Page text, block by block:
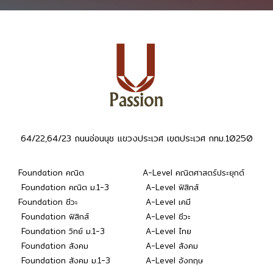
64/22,64/23 ถนนอ่อนนุช แขวงประเวศ เขตประเวศ กทม.10250
Foundation คณิต
Foundation คณิต ม.1-3
Foundation ชีวะ
Foundation ฟิสิกส์
Foundation วิทย์ ม.1-3
Foundation สังคม
Foundation สังคม ม.1-3
A-Level คณิตศาสตร์ประยุกต์
A-Level ฟิสิกส์
A-Level เคมี
A-Level ชีวะ
A-Level ไทย
A-Level สังคม
A-Level อังกฤษ